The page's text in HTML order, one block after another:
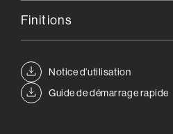
Notice d’utilisation
Guide de démarrage rapide
Finitions